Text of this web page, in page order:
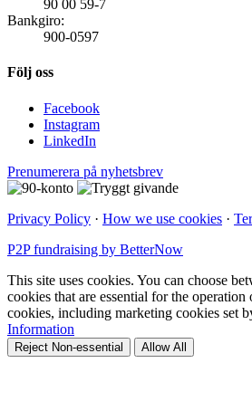
90 00 59-7
Bankgiro:
900-0597
Följ oss
Facebook
Instagram
LinkedIn
Prenumerera på nyhetsbrev
Privacy Policy · How we use cookies ·
P2P fundraising by BetterNow
This site uses cookies. You can choose
cookies that are essential for the
cookies, including marketing cookies set
Information
Reject Non-essential Allow All